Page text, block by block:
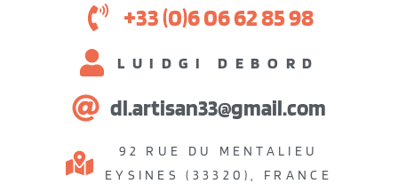
+33 (0)6 06 62 85 98
LUIDGI DEBORD
dl.artisan33@gmail.com
92 RUE DU MENTALIEU
EYSINES (33320), FRANCE